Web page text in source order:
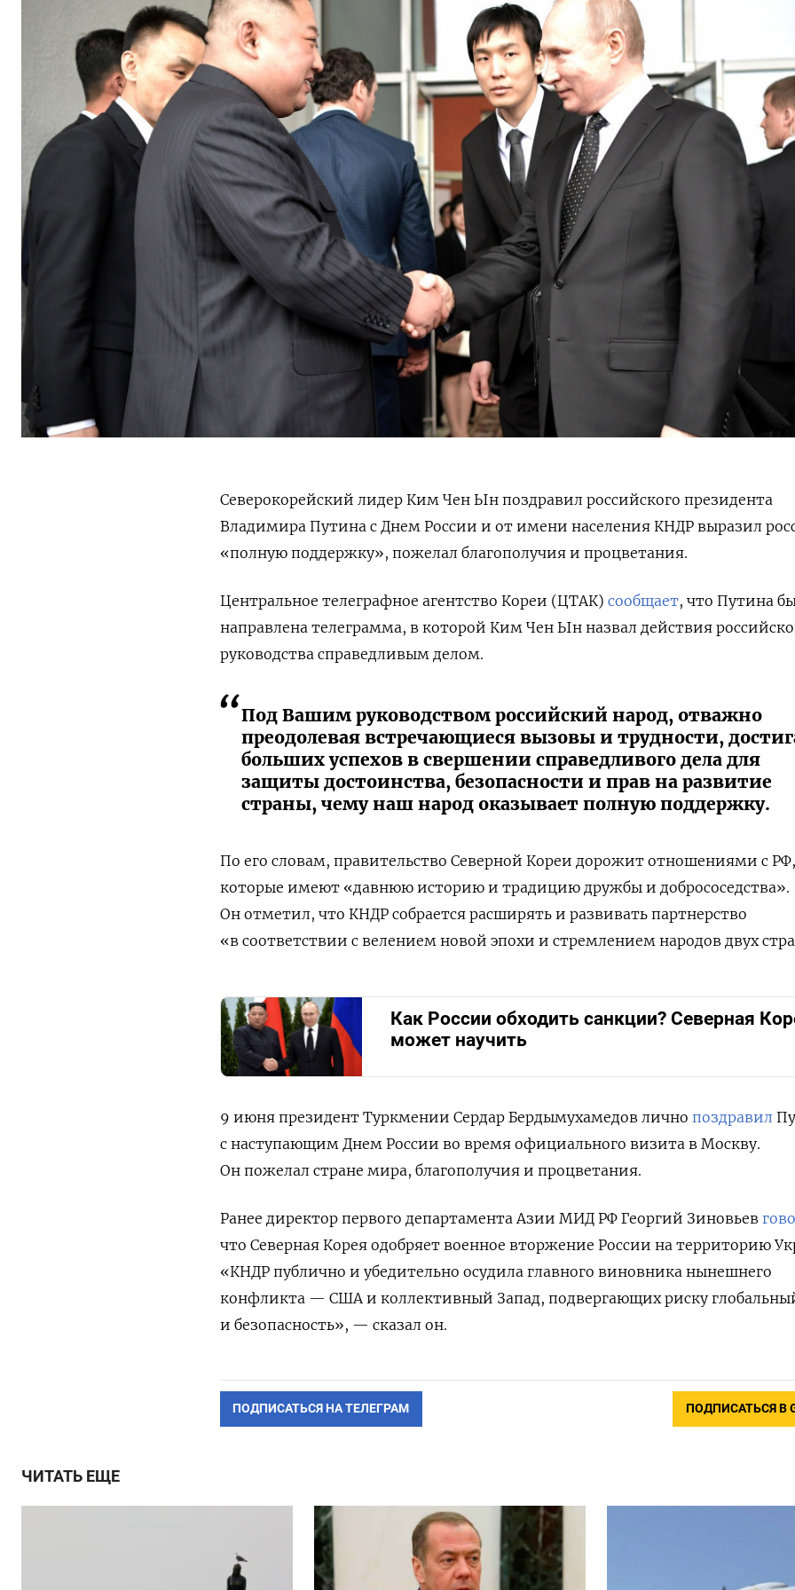
Северокорейский лидер Ким Чен Ын поздравил российского президента
Владимира Путина с Днем России и от имени населения КНДР выразил
«полную поддержку», пожелал благополучия и процветания.
Центральное телеграфное агентство Кореи (ЦТАК) сообщает, что Путина
направлена телеграмма, в которой Ким Чен Ын назвал действия
руководства справедливым делом.
Под Вашим руководством российский народ, отважно
преодолевая встречающиеся вызовы и трудности,
больших успехов в свершении справедливого дела для
защиты достоинства, безопасности и прав на развитие
страны, чему наш народ оказывает полную поддержку.
По его словам, правительство Северной Кореи дорожит отношениями с РФ,
которые имеют «давнюю историю и традицию дружбы и добрососедства».
Он отметил, что КНДР собрается расширять и развивать партнерство
«в соответствии с велением новой эпохи и стремлением народов двух
Как России обходить санкции? Северная
может научить
9 июня президент Туркмении Сердар Бердымухамедов лично поздравил
с наступающим Днем России во время официального визита в Москву.
Он пожелал стране мира, благополучия и процветания.
Ранее директор первого департамента Азии МИД РФ Георгий Зиновьев
что Северная Корея одобряет военное вторжение России на территорию
«КНДР публично и убедительно осудила главного виновника нынешнего
конфликта — США и коллективный Запад, подвергающих риску
и безопасность», — сказал он.
ПОДПИСАТЬСЯ НА ТЕЛЕГРАМ ПОДПИСАТЬСЯ В
ЧИТАТЬ ЕЩЕ